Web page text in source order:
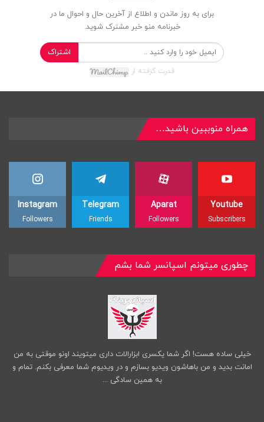
برای به روز ماندن و اطلاع از آخرین حال و احوال ما در
خبرنامه منو خبر مشترک شوید.
اشتراک
قدرت گرفته از
همراه منوببین باشید…
Youtube
Subscribers
Aparat
Followers
Telegram
Friends
Instagram
Followers
چطوری میتونم اسپانسر شما بشم
خیلی ساده هست! اگر شما یکسری ابزارالات داری میتویند اونو موقتی به من
امانت بدید و من باهاشون ویدیو بسازم و در ویدیوم شما معرفی بکنم. تمام و
به همین سادگی ...